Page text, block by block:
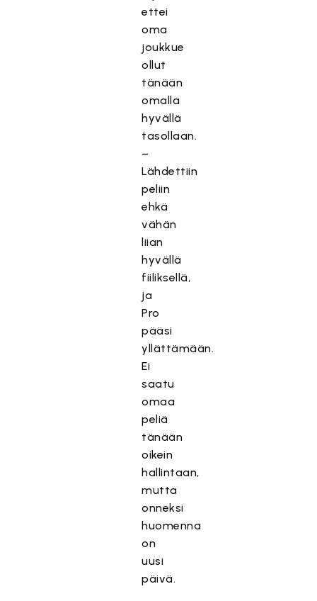
ettei
oma
joukkue
ollut
tänään
omalla
hyvällä
tasollaan.
–
Lähdettiin
peliin
ehkä
vähän
liian
hyvällä
fiiliksellä,
ja
Pro
pääsi
yllättämään.
Ei
saatu
omaa
peliä
tänään
oikein
hallintaan,
mutta
onneksi
huomenna
on
uusi
päivä.